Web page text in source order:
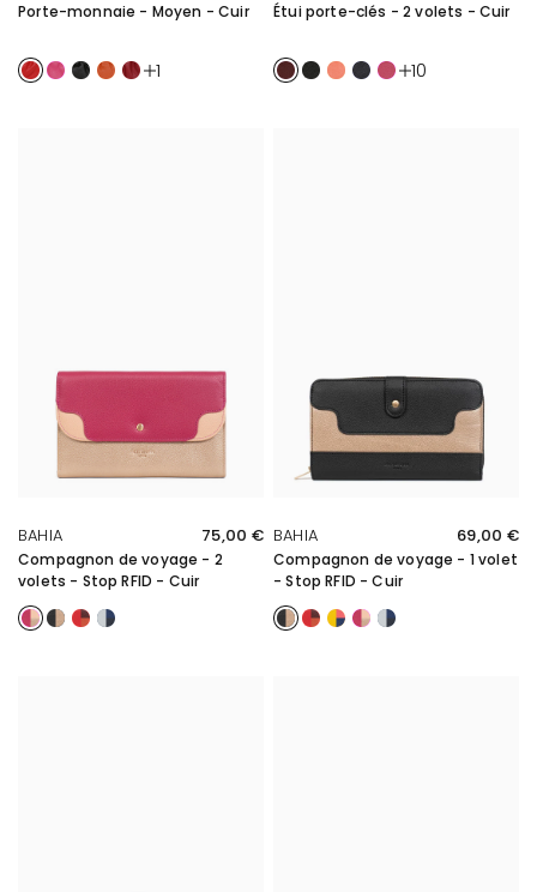
Porte-monnaie - Moyen - Cuir
Rouge
Fuchsia
NoirOrange
Carmin
1
Étui porte-clés - 2 volets - Cuir
Prune
NoirOrange
Marine
Fuchsia
10
BAHIA 75,00 €
Compagnon de voyage - 2
volets - Stop RFID - Cuir
Fuchsia/Multicolore
Noir/Multicolore
Rouge/Multicolore
Bleu/Multicolore
BAHIA 69,00 €
Compagnon de voyage - 1 volet
- Stop RFID - Cuir
Noir/Multicolore
Rouge/Multicolore
Jaune/Multicolore
Fuchsia/
Bleu/